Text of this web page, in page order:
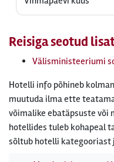
Reisiga seotud
Välisministeeriumi
Hotelli info põhineb
muutuda ilma ette
võimalike ebatäpsuste või
hotellides tuleb kohapeal
sõltub hotelli kategooriast